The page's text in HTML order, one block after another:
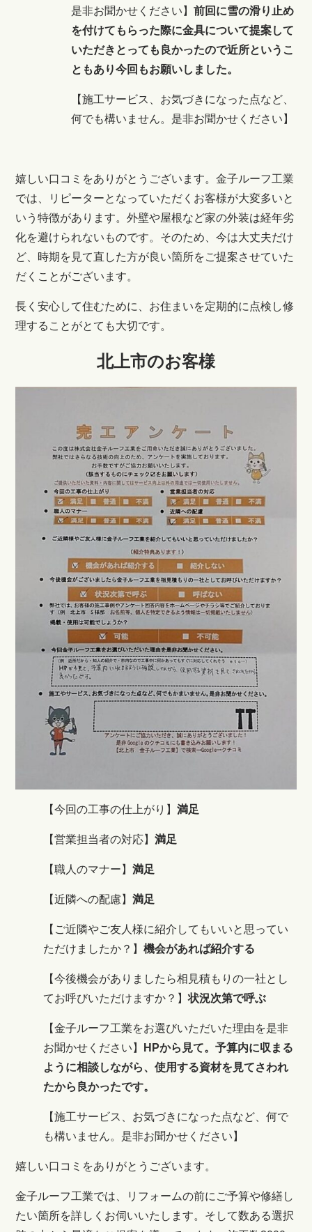
是非お聞かせください 】前回に雪の滑り止め
を付けてもらった際に金具について提案して
いただきとっても良かったので近所というこ
ともあり今回もお願いしました。
【施工サービス、お気づきになった点など、
何でも構いません。是非お聞かせください 】
嬉しい口コミをありがとうございます。金子ルーフ工業
では、リピーターとなっていただくお客様が大変多いと
いう特徴があります。外壁や屋根など家の外装は経年劣
化を避けられないものです。そのため、今は大丈夫だけ
ど、時期を見て直した方が良い箇所をご提案させていた
だくことがございます。
長く安心して住むために、お住まいを定期的に点検し修
理することがとても大切です。
北上市のお客様
【今回の工事の仕上がり】満足
【営業担当者の対応】満足
【職人のマナー】満足
【近隣への配慮】満足
【ご近隣やご友人様に紹介してもいいと思ってい
ただけましたか？】機会があれば紹介する
【今後機会がありましたら相見積もりの一社とし
てお呼びいただけますか？】状況次第で呼ぶ
【金子ルーフ工業をお選びいただいた理由を是非
お聞かせください 】
HPから見て。予算内に収まる
ように相談しながら、使用する資材を見てさわれ
たから良かったです。
【施工サービス、お気づきになった点など、何で
も構いません。是非お聞かせください 】
嬉しい口コミをありがとうございます。
金子ルーフ工業では、リフォームの前にご予算や修繕し
たい箇所を詳しくお伺いいたします。そして数ある選択